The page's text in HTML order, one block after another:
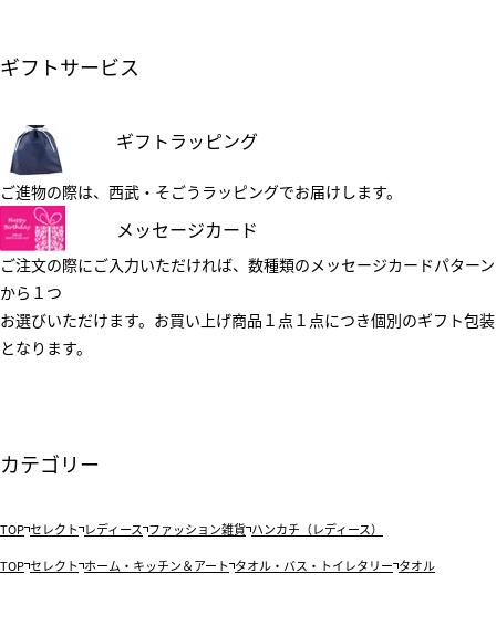
ギフトサービス
ギフトラッピング
ご進物の際は、西武・そごうラッピングでお届けします。
メッセージカード
ご注文の際にご入力いただければ、数種類のメッセージカードパターン
から１つ
お選びいただけます。お買い上げ商品１点１点につき個別のギフト包装
となります。
カテゴリー
TOP セレクト レディース ファッション雑貨 ハンカチ（レディース）
TOP セレクト ホーム・キッチン＆アート タオル・バス・トイレタリー タオル